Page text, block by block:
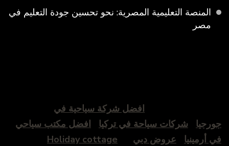
المنصة التعليمية المصرية: نحو تحسين جودة التعليم في
مصر
افضل شركة سياحية في
جورجيا
شركات سياحة في تركيا
افضل مكتب سياحي
في أرمينيا
عروض دبي
Holiday cottage